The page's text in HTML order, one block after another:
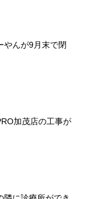
やんが9月末で閉
加茂店の工事が